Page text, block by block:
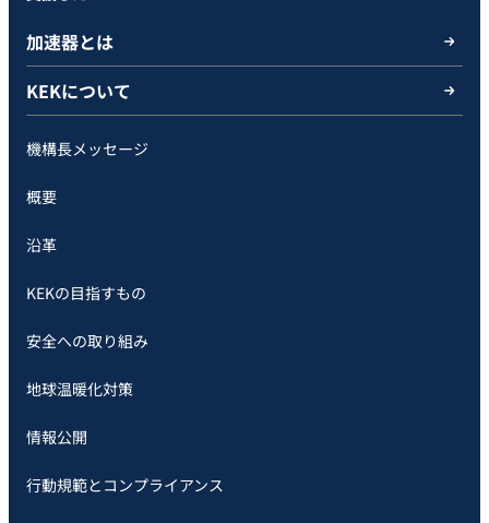
加速器とは
KEKについて
機構長メッセージ
概要
沿革
KEKの目指すもの
安全への取り組み
地球温暖化対策
情報公開
行動規範とコンプライアンス